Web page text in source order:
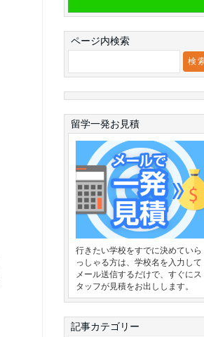
ページ内検索
留学一発お見積
行きたい学校をすでに決めていら
っしゃる方は、学校名を入力して
メール送信するだけで、すぐにス
タッフが見積をお出しします。
記事カテゴリー